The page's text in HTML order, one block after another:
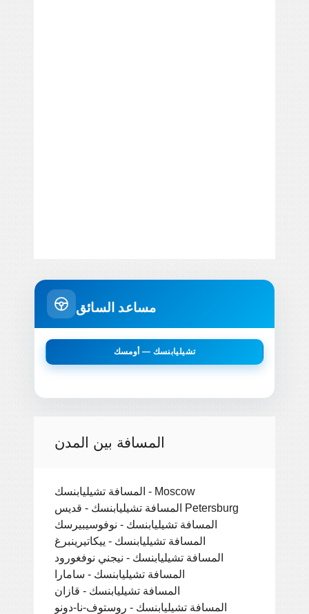
مساعد السائق
تشيليابنسك — أومسك
المسافة بين المدن
المسافة تشيليابنسك - Moscow
المسافة تشيليابنسك - قديس Petersburg
المسافة تشيليابنسك - نوفوسيبيرسك
المسافة تشيليابنسك - ييكاتيرينبرغ
المسافة تشيليابنسك - نيجني نوفغورود
المسافة تشيليابنسك - سامارا
المسافة تشيليابنسك - قازان
المسافة تشيليابنسك - روستوف-نا-دونو